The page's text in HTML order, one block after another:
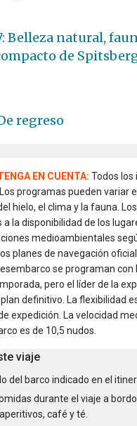
Belleza natural,
de
regreso
EN CUENTA: Todos los
programas pueden variar
hielo, el clima y la fauna.
la disponibilidad de los
medioambientales
planes de navegación
se programan con
pero el líder de la
definitivo. La flexibilidad
expedición. La velocidad
es de 10,5 nudos.
viaje
del barco indicado en el
durante el viaje a
café y té.